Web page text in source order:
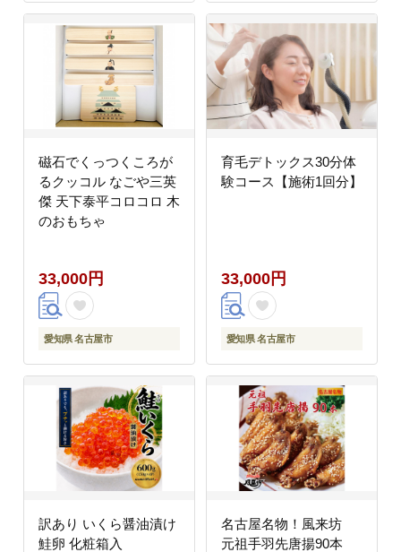
磁石でくっつくころが
るクッコル なごや三英
傑 天下泰平コロコロ 木
のおもちゃ
33,000円
愛知県 名古屋市
育毛デトックス30分体
験コース【施術1回分】
33,000円
愛知県 名古屋市
訳あり いくら醤油漬け
鮭卵 化粧箱入
名古屋名物！風来坊
元祖手羽先唐揚90本